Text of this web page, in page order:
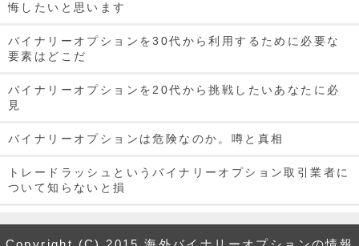
悔したいと思います
バイナリーオプションを30代から利用するために必要な
要素はどこだ
バイナリーオプションを20代から挑戦したいあなたに必
見
バイナリーオプションは危険なのか。噂と真相
トレードラッシュというバイナリーオプション取引業者に
ついて知らないと損